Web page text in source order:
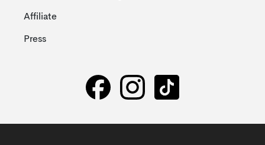
Affiliate
Press